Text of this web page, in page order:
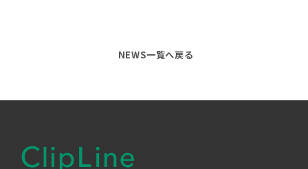
NEWS一覧へ戻る